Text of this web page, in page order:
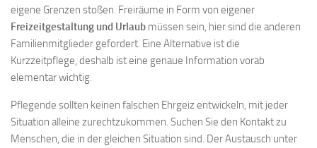
eigene Grenzen stoßen. Freiräume in Form von eigener
Freizeitgestaltung und Urlaub müssen sein, hier sind die anderen
Familienmitglieder gefordert. Eine Alternative ist die
Kurzzeitpflege, deshalb ist eine genaue Information vorab
elementar wichtig.
Pflegende sollten keinen falschen Ehrgeiz entwickeln, mit jeder
Situation alleine zurechtzukommen. Suchen Sie den Kontakt zu
Menschen, die in der gleichen Situation sind. Der Austausch unter